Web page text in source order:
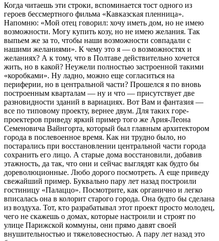
Когда читаешь эти строки, вспоминается тост одного из
героев бессмертного фильма «Кавказская пленница».
Напомню: «Мой отец говорил: хочу иметь дом, но не имею
возможности. Могу купить козу, но не имею желания. Так
выпьем же за то, чтобы наши возможности совпадали с
нашими желаниями». К чему это я — о возможностях и
желаниях? А к тому, что в Полтаве действительно хочется
жить, но в какой? Неужели полностью застроенной такими
«коробками». Ну ладно, можно еще согласиться на
периферии, но в центральной части? Прошелся я по вновь
построенным кварталам — ну и что — присутствует две
разновидности зданий в вариациях. Вот Вам и фантазия —
все по типовому проекту, вернее двум. Для таких горе-
проектеров приведу яркий пример того же Ария-Леона
Семеновича Вайнгорта, который был главным архитектором
города в послевоенное время. Как ни трудно было, но
постарались при восстановлении центральной части города
сохранить его лицо. А старые дома восстановили, добавив
этажность, да так, что они и сейчас выглядят как будто бы
дореволюционные. Любо дорого посмотреть. А еще приведу
свежайший пример. Буквально пару лет назад построили
гостиницу «Палаццо». Посмотрите, как органично и легко
вписалась она в колорит старого города. Она будто бы сделана
из воздуха. Тот, кто разрабатывал этот проект просто молодец,
чего не скажешь о домах, которые настроили и строят по
улице Парижской коммуны, они прямо давят своей
внушительностью и тяжеловесностью. А пару лет назад это